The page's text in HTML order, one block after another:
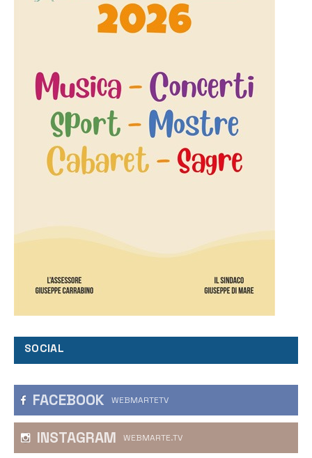
SOCIAL
FACEBOOK WEBMARTETV
INSTAGRAM WEBMARTE.TV